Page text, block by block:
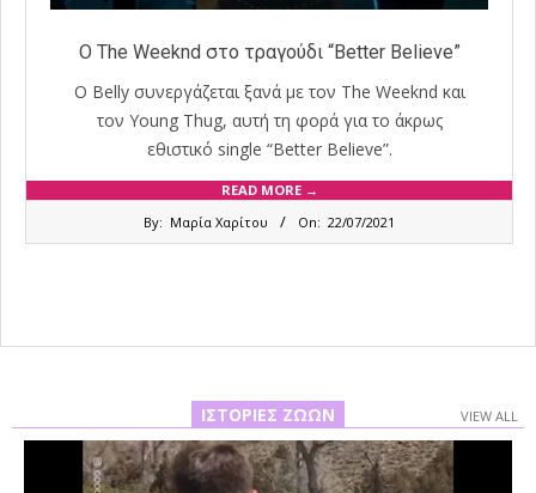
O The Weeknd στο τραγούδι “Better Believe”
Ο Belly συνεργάζεται ξανά με τον The Weeknd και
τον Young Thug, αυτή τη φορά για το άκρως
εθιστικό single “Better Believe”.
READ MORE →
By: Μαρία Χαρίτου On: 22/07/2021
ΙΣΤΟΡΊΕΣ ΖΏΩΝ VIEW ALL